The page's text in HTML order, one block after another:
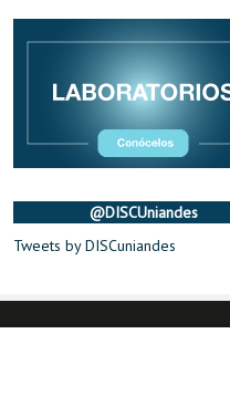
@DISCUniandes
Tweets by DISCuniandes